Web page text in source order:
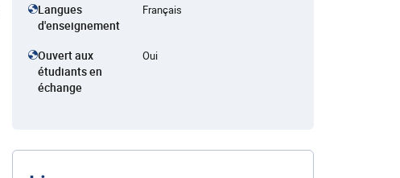
Langues
d'enseignement
Français
Ouvert aux
étudiants en
échange
Oui